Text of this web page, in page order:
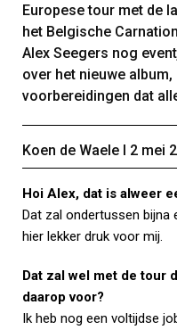
Europese tour met de
het Belgische
Alex Seegers nog
over het nieuwe
voorbereidingen dat
Koen de Waele Ι 2 mei
Hoi Alex, dat is alweer
Dat zal ondertussen bijna
hier lekker druk voor mij.
Dat zal wel met de tour
daarop voor?
Ik heb nog een voltijdse